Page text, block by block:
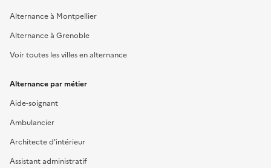
Alternance à Montpellier
Alternance à Grenoble
Voir toutes les villes en alternance
Alternance par métier
Aide-soignant
Ambulancier
Architecte d'intérieur
Assistant administratif